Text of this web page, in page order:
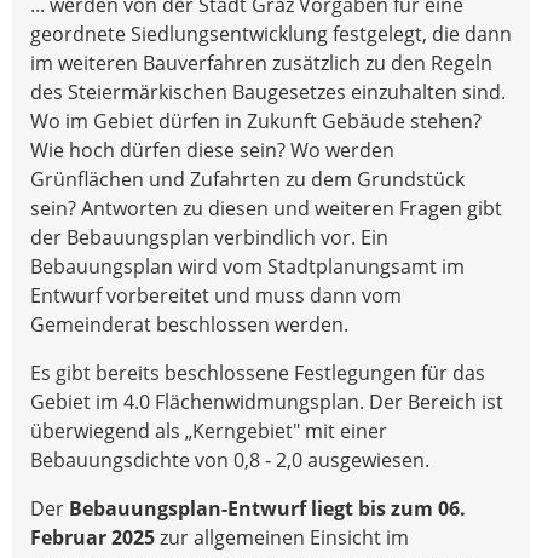
geordnete Siedlungsentwicklung festgelegt, die dann
im weiteren Bauverfahren zusätzlich zu den Regeln
des Steiermärkischen Baugesetzes einzuhalten sind.
Wo im Gebiet dürfen in Zukunft Gebäude stehen?
Wie hoch dürfen diese sein? Wo werden
Grünflächen und Zufahrten zu dem Grundstück
sein? Antworten zu diesen und weiteren Fragen gibt
der Bebauungsplan verbindlich vor. Ein
Bebauungsplan wird vom Stadtplanungsamt im
Entwurf vorbereitet und muss dann vom
Gemeinderat beschlossen werden.
Es gibt bereits beschlossene Festlegungen für das
Gebiet im 4.0 Flächenwidmungsplan. Der Bereich ist
überwiegend als „Kerngebiet" mit einer
Bebauungsdichte von 0,8 - 2,0 ausgewiesen.
Der Bebauungsplan-Entwurf liegt bis zum 06.
Februar 2025zur allgemeinen Einsicht im